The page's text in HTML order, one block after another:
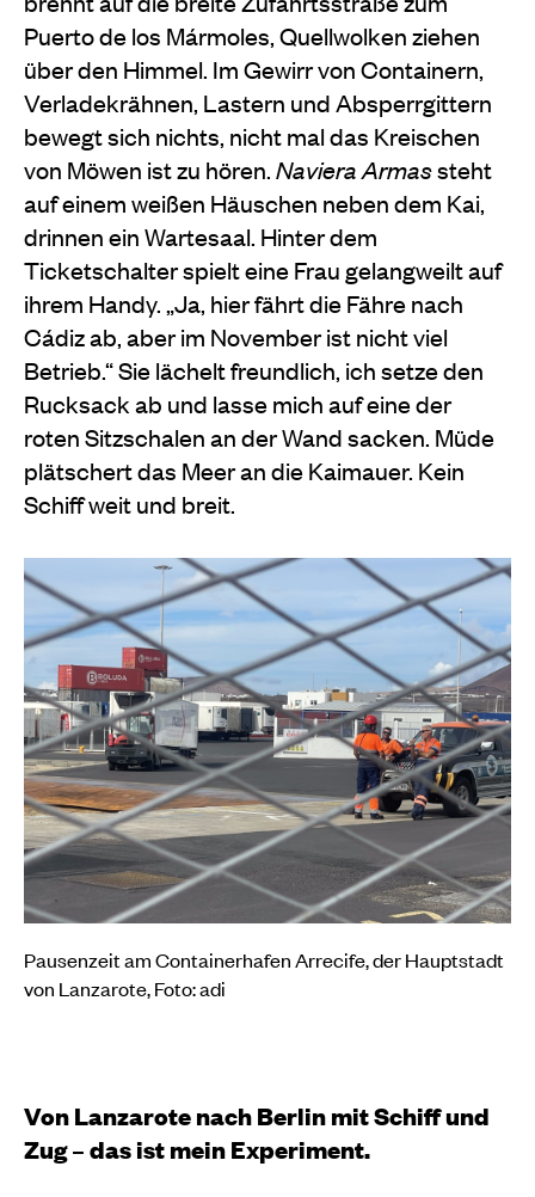
Puerto de los Mármoles, Quellwolken ziehen
über den Himmel. Im Gewirr von Containern,
Verladekrähnen, Lastern und Absperrgittern
bewegt sich nichts, nicht mal das Kreischen
von Möwen ist zu hören.Naviera Armassteht
auf einem weißen Häuschen neben dem Kai,
drinnen ein Wartesaal. Hinter dem
Ticketschalter spielt eine Frau gelangweilt auf
ihrem Handy. „Ja, hier fährt die Fähre nach
Cádiz ab, aber im November ist nicht viel
Betrieb.“ Sie lächelt freundlich, ich setze den
Rucksack ab und lasse mich auf eine der
roten Sitzschalen an der Wand sacken. Müde
plätschert das Meer an die Kaimauer. Kein
Schiff weit und breit.
Pausenzeit am Containerhafen Arrecife, der Hauptstadt
von Lanzarote, Foto: adi
Von Lanzarote nach Berlin mit Schiff und
Zug – das ist mein Experiment.